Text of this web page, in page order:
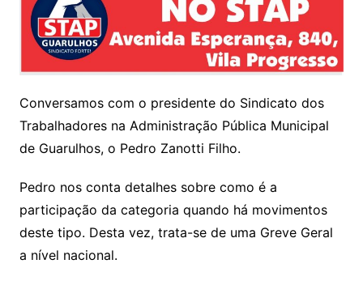
Conversamos com o presidente do Sindicato dos
Trabalhadores na Administração Pública Municipal
de Guarulhos, o Pedro Zanotti Filho.
Pedro nos conta detalhes sobre como é a
participação da categoria quando há movimentos
deste tipo. Desta vez, trata-se de uma Greve Geral
a nível nacional.